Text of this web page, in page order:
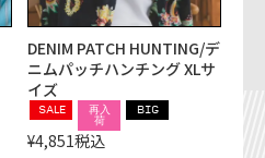
DENIM PATCH HUNTING/デ
ニムパッチハンチング XLサ
イズ
SALE 再入
荷
BIG
¥4,851税込